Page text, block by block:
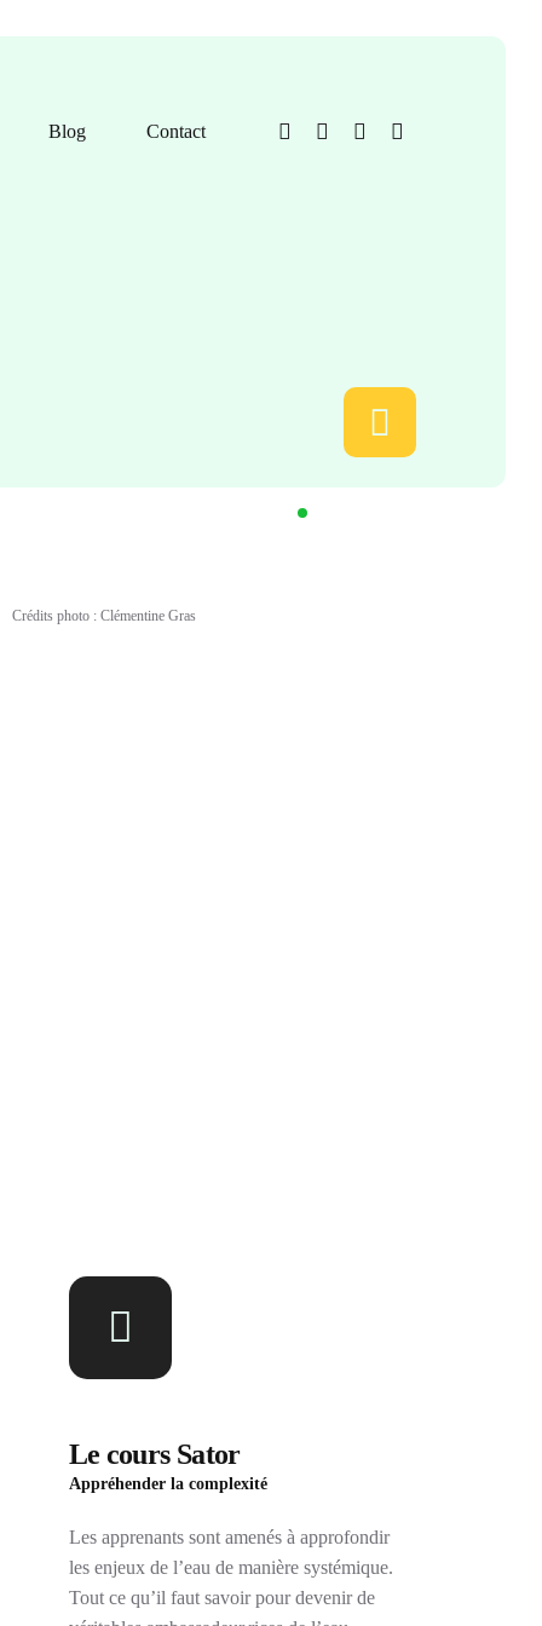
Blog Contact
Crédits photo : Clémentine Gras
Le cours Sator
Appréhender la complexité
Les apprenants sont amenés à approfondir
les enjeux de l’eau de manière systémique.
Tout ce qu’il faut savoir pour devenir de